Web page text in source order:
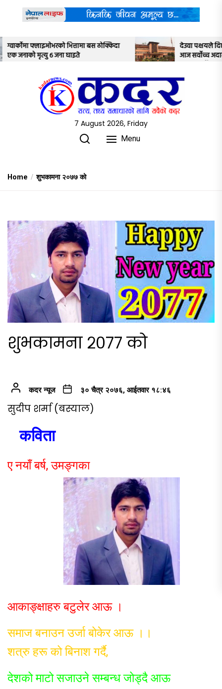
content
बस ठोक्किदा
देउवा पक्षयले दिएकोे पुनरावलोकन निवेदनमाथि
आज सर्वोच्च अदालतका तीन न्यायाधीशले
7 August 2026, Friday
Menu
Home शुभकामना २०७७ को
शुभकामना २०७७ को
कदर न्यूज ३० चैत्र २०७६, आईतवार १८:४६
सुदीप शर्मा (बस्याल)
कविता
ए नयाँ बर्ष, उमङ्गका
आकाङ्क्षाहरु बटुलेर आऊ ।
समाज बनाउन उर्जा बोकेर आऊ ।।
शत्रु हरू को बिनाश गर्दै,
देशको माटो सजाउने सम्बन्ध जोड्दै आऊ